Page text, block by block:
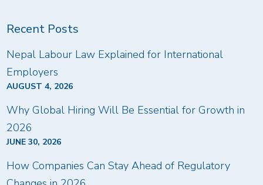
Recent Posts
Nepal Labour Law Explained for International
Employers
AUGUST 4, 2026
Why Global Hiring Will Be Essential for Growth in
2026
JUNE 30, 2026
How Companies Can Stay Ahead of Regulatory